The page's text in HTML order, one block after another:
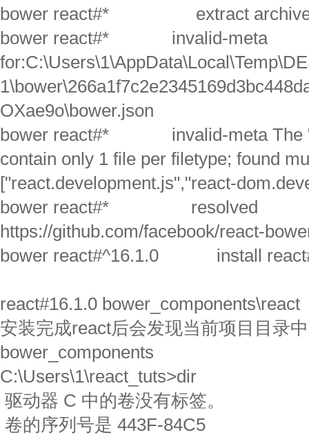
bower react#* extract
bower react#* invalid-meta
OXae9o\bower.json
bower react#* invalid-meta The
contain only 1 file per filetype; found
["react.development.js","react-
bower react#* resolved
https://github.com/facebook/react-
bower react#^16.1.0 install
react#16.1.0 bower_components\react
安装完成react后会发现当前项目目录
bower_components
C:\Users\1\react_tuts>dir
驱动器 C 中的卷没有标签。
卷的序列号是 443F-84C5